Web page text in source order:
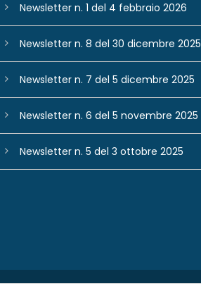
Newsletter n. 1 del 4 febbraio 2026
Newsletter n. 8 del 30 dicembre 2025
Newsletter n. 7 del 5 dicembre 2025
Newsletter n. 6 del 5 novembre 2025
Newsletter n. 5 del 3 ottobre 2025